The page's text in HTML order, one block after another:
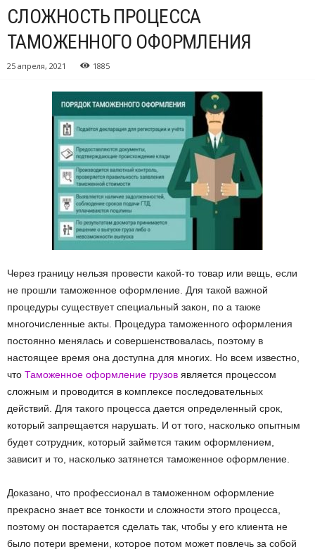
СЛОЖНОСТЬ ПРОЦЕССА
ТАМОЖЕННОГО ОФОРМЛЕНИЯ
25 апреля, 2021 1885
Через границу нельзя провести какой-то товар или вещь, если
не прошли таможенное оформление. Для такой важной
процедуры существует специальный закон, по а также
многочисленные акты. Процедура таможенного оформления
постоянно менялась и совершенствовалась, поэтому в
настоящее время она доступна для многих. Но всем известно,
что Таможенное оформление грузов является процессом
сложным и проводится в комплексе последовательных
действий. Для такого процесса дается определенный срок,
который запрещается нарушать. И от того, насколько опытным
будет сотрудник, который займется таким оформлением,
зависит и то, насколько затянется таможенное оформление.
Доказано, что профессионал в таможенном оформление
прекрасно знает все тонкости и сложности этого процесса,
поэтому он постарается сделать так, чтобы у его клиента не
было потери времени, которое потом может повлечь за собой